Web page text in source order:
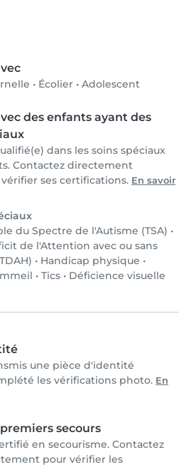
• Écolier • Adolescent
des enfants ayant des
dans les soins spéciaux
Contactez directement
ses certifications. En savoir
du Spectre de l'Autisme (TSA) •
de l'Attention avec ou sans
• Handicap physique •
• Tics • Déficience visuelle
une pièce d'identité
les vérifications photo. En
secours
en secourisme. Contactez
pour vérifier les